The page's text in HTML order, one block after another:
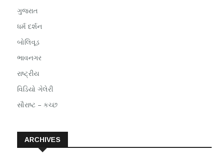
ગુજરાત
ધર્મ દર્શન
બોલિવૂડ
ભાવનગર
રાષ્ટ્રીય
વિડિયો ગેલેરી
સૌરાષ્ટ – કચ્છ
ARCHIVES